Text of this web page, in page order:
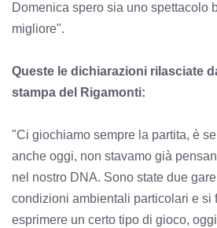
Domenica spero sia uno spettacolo
migliore".
Queste le dichiarazioni rilasciate
stampa del Rigamonti:
"Ci giochiamo sempre la partita, è
anche oggi, non stavamo già
nel nostro DNA. Sono state due
condizioni ambientali particolari e si
esprimere un certo tipo di gioco,